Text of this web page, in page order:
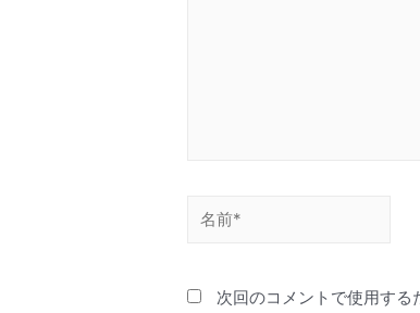
次回のコメントで使用す